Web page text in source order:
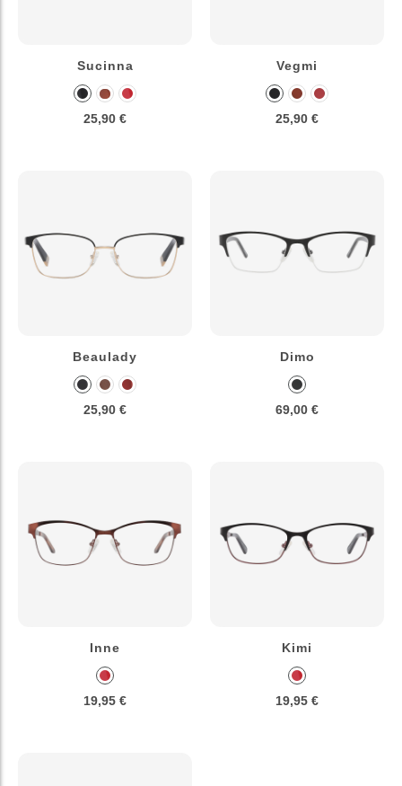
Sucinna
25,90 €
Vegmi
25,90 €
Beaulady
25,90 €
Dimo
69,00 €
Inne
19,95 €
Kimi
19,95 €